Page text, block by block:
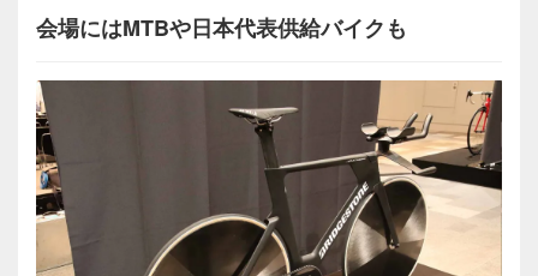
会場にはMTBや日本代表供給バイクも